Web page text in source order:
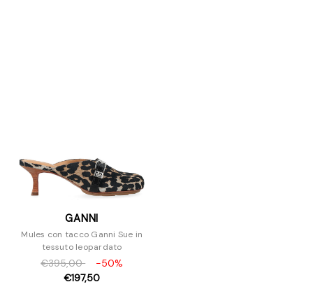
GANNI
Mules con tacco Ganni Sue in
tessuto leopardato
€395,00
-50%
€197,50